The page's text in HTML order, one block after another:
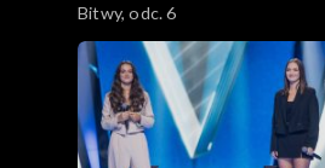
Bitwy, odc. 6